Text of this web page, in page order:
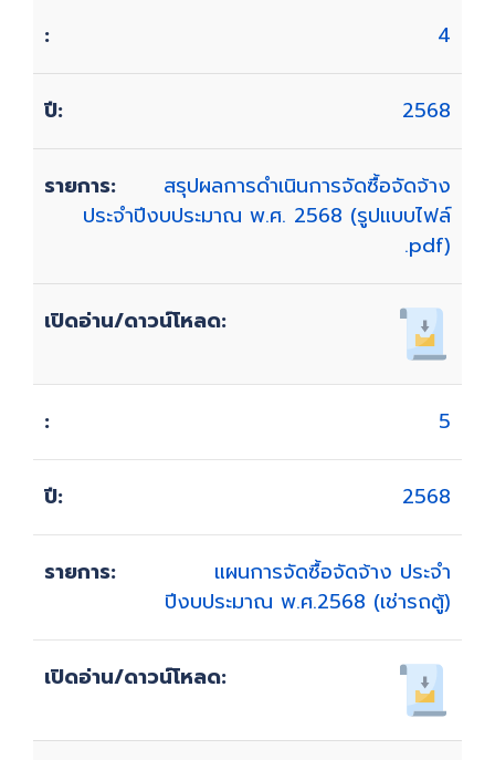
4
2568
สรุปผลการดำเนินการจัดซื้อจัดจ้าง
ประจำปีงบประมาณ พ.ศ. 2568 (รูปแบบไฟล์
.pdf)
5
2568
แผนการจัดซื้อจัดจ้าง ประจำ
ปีงบประมาณ พ.ศ.2568 (เช่ารถตู้)